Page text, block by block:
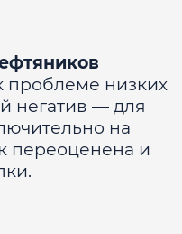
проблеме низких
негатив — для
на
переоценена и